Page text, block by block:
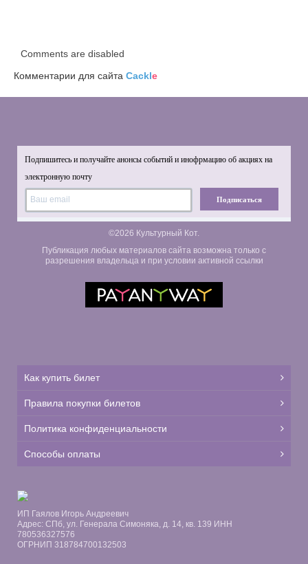
Comments are disabled
Комментарии для сайта Cackle
Подпишитесь и получайте анонсы событий и инофрмацию об акциях на
электронную почту
Подписаться
©2026 Культурный Кот.
Публикация любых материалов сайта возможна только с
разрешения владельца и при условии активной ссылки
Как купить билет
Правила покупки билетов
Политика конфиденциальности
Способы оплаты
ИП Гаялов Игорь Андреевич
Адрес: СПб, ул. Генерала Симоняка, д. 14, кв. 139 ИНН
780536327576
ОГРНИП 318784700132503